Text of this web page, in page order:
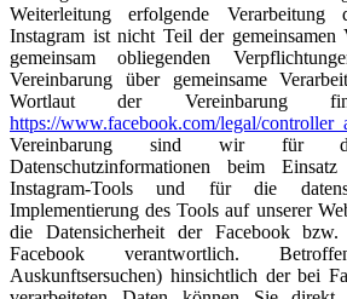
Weiterleitung erfolgende Verarbeitung
Instagram ist nicht Teil der gemeinsamen
gemeinsam obliegenden
Vereinbarung über gemeinsame
Wortlaut der Vereinbarung
https://www.facebook.com/legal/
Vereinbarung sind wir für
Datenschutzinformationen beim
Instagram-Tools und für die
Implementierung des Tools auf unserer
die Datensicherheit der Facebook bzw.
Facebook verantwortlich.
Auskunftsersuchen) hinsichtlich der bei